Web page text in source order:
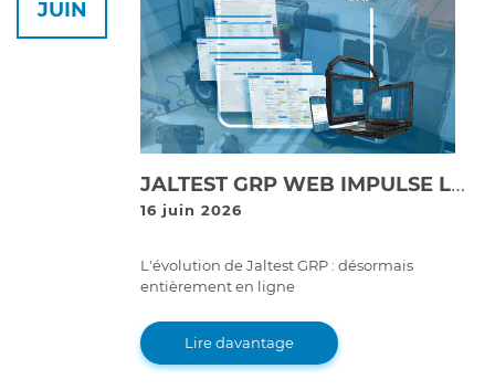
JUIN
JALTEST GRP WEB IMPULSE LA NUMÉRISATION ET LA RENTABILITÉ DES ATELIERS GRÂCE À SA NOUVELLE PLATEFORME EN LIGNE DE GESTION D'ATELIER
16 juin 2026
L'évolution de Jaltest GRP : désormais
entièrement en ligne
Lire davantage